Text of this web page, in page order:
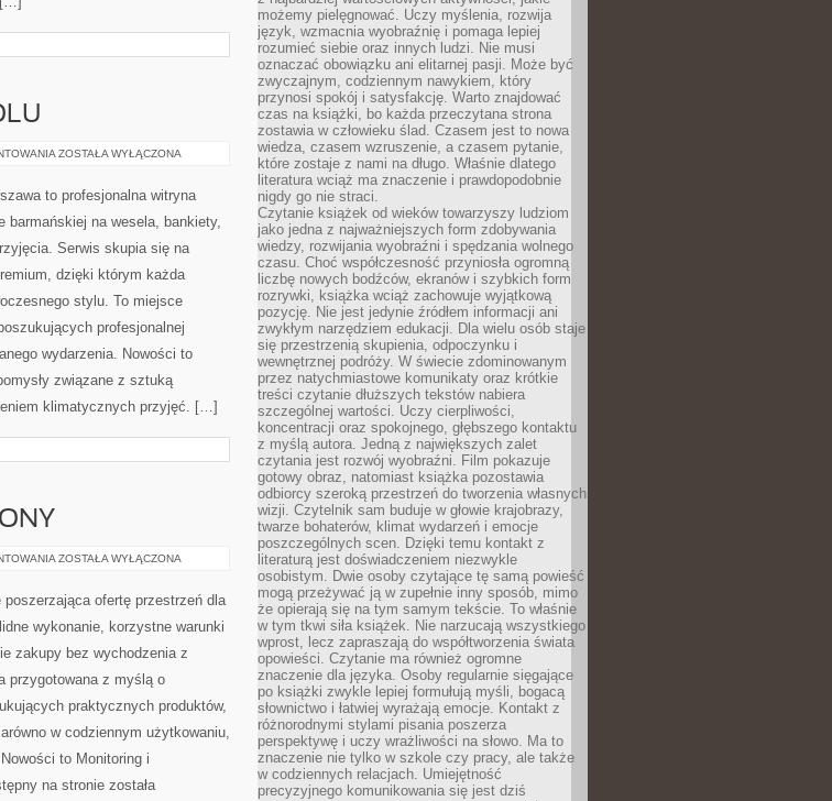
KULTURA
ALKOHOLU
ZOSTAŁA WYŁĄCZONA
to profesjonalna witryna
barmańskiej na wesela, bankiety,
Serwis skupia się na
dzięki którym każda
stylu. To miejsce
profesjonalnej
wydarzenia. Nowości to
związane z sztuką
klimatycznych przyjęć. […]
MONITORING
ZOSTAŁA WYŁĄCZONA
poszerzająca ofertę przestrzeń dla
wykonanie, korzystne warunki
zakupy bez wychodzenia z
przygotowana z myślą o
praktycznych produktów,
w codziennym użytkowaniu,
to Monitoring i
na stronie została
możemy pielęgnować. Uczy myślenia, rozwija
język, wzmacnia wyobraźnię i pomaga lepiej
rozumieć siebie oraz innych ludzi. Nie musi
oznaczać obowiązku ani elitarnej pasji. Może być
zwyczajnym, codziennym nawykiem, który
przynosi spokój i satysfakcję. Warto znajdować
czas na książki, bo każda przeczytana strona
zostawia w człowieku ślad. Czasem jest to nowa
wiedza, czasem wzruszenie, a czasem pytanie,
które zostaje z nami na długo. Właśnie dlatego
literatura wciąż ma znaczenie i prawdopodobnie
nigdy go nie straci.
Czytanie książek od wieków towarzyszy ludziom
jako jedna z najważniejszych form zdobywania
wiedzy, rozwijania wyobraźni i spędzania wolnego
czasu. Choć współczesność przyniosła ogromną
liczbę nowych bodźców, ekranów i szybkich form
rozrywki, książka wciąż zachowuje wyjątkową
pozycję. Nie jest jedynie źródłem informacji ani
zwykłym narzędziem edukacji. Dla wielu osób staje
się przestrzenią skupienia, odpoczynku i
wewnętrznej podróży. W świecie zdominowanym
przez natychmiastowe komunikaty oraz krótkie
treści czytanie dłuższych tekstów nabiera
szczególnej wartości. Uczy cierpliwości,
koncentracji oraz spokojnego, głębszego kontaktu
z myślą autora. Jedną z największych zalet
czytania jest rozwój wyobraźni. Film pokazuje
gotowy obraz, natomiast książka pozostawia
odbiorcy szeroką przestrzeń do tworzenia własnych
wizji. Czytelnik sam buduje w głowie krajobrazy,
twarze bohaterów, klimat wydarzeń i emocje
poszczególnych scen. Dzięki temu kontakt z
literaturą jest doświadczeniem niezwykle
osobistym. Dwie osoby czytające tę samą powieść
mogą przeżywać ją w zupełnie inny sposób, mimo
że opierają się na tym samym tekście. To właśnie
w tym tkwi siła książek. Nie narzucają wszystkiego
wprost, lecz zapraszają do współtworzenia świata
opowieści. Czytanie ma również ogromne
znaczenie dla języka. Osoby regularnie sięgające
po książki zwykle lepiej formułują myśli, bogacą
słownictwo i łatwiej wyrażają emocje. Kontakt z
różnorodnymi stylami pisania poszerza
perspektywę i uczy wrażliwości na słowo. Ma to
znaczenie nie tylko w szkole czy pracy, ale także
w codziennych relacjach. Umiejętność
precyzyjnego komunikowania się jest dziś